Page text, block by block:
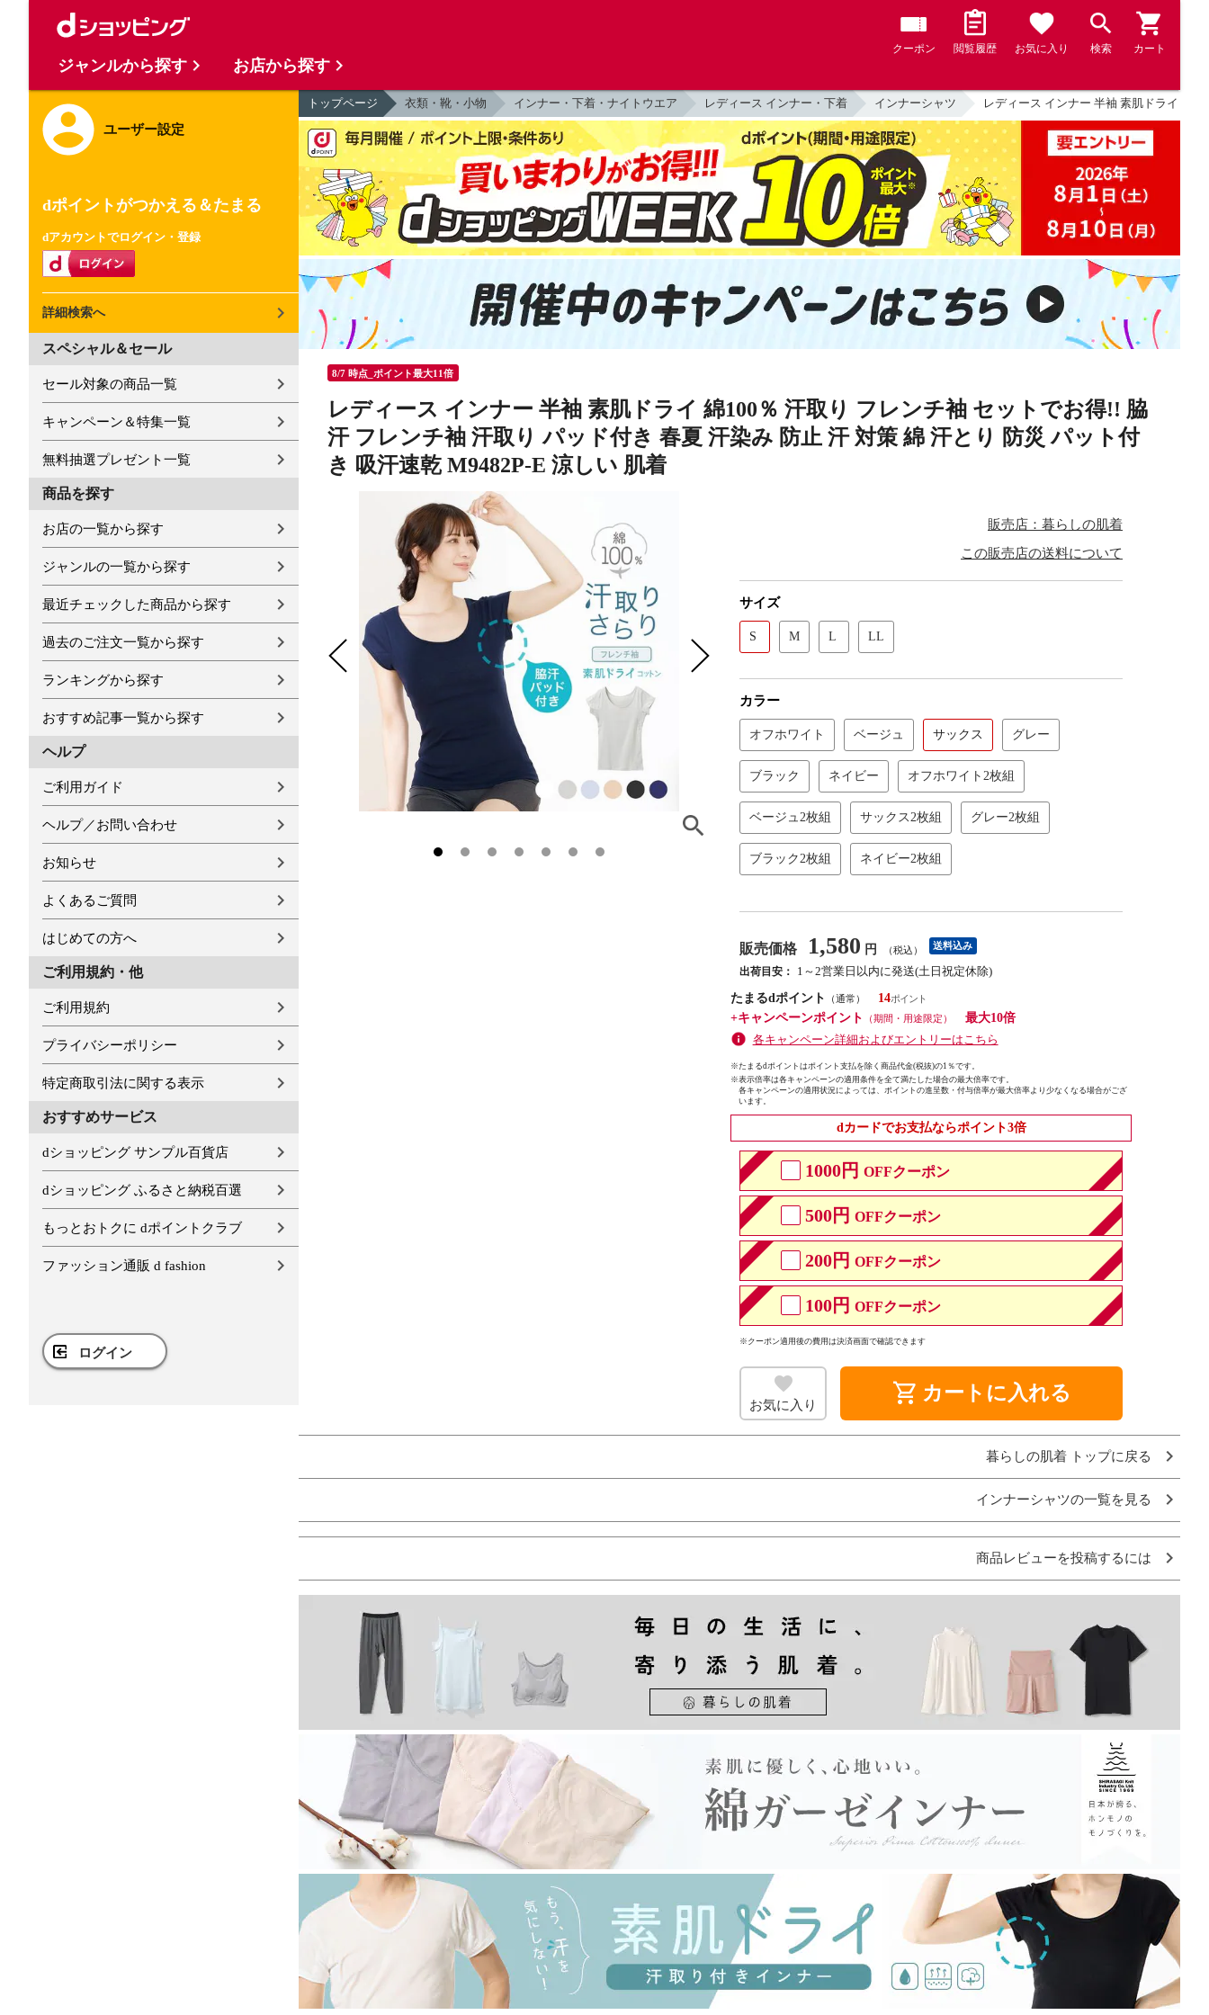
クーポン 閲覧履歴 お気に入り 検索 カート
ユーザー設定
dポイントがつかえる＆たまる
dアカウントでログイン・登録
詳細検索へ
スペシャル＆セール
セール対象の商品一覧
キャンペーン＆特集一覧
無料抽選プレゼント一覧
商品を探す
お店の一覧から探す
ジャンルの一覧から探す
最近チェックした商品から探す
過去のご注文一覧から探す
ランキングから探す
おすすめ記事一覧から探す
ヘルプ
ご利用ガイド
ヘルプ／お問い合わせ
お知らせ
よくあるご質問
はじめての方へ
ご利用規約・他
ご利用規約
プライバシーポリシー
特定商取引法に関する表示
おすすめサービス
dショッピング サンプル百貨店
dショッピング ふるさと納税百選
もっとおトクに dポイントクラブ
ファッション通販 d fashion
ログイン
トップページ 衣類・靴・小物 インナー・下着・ナイトウエア レディース インナー・下着 インナーシャツ レディース インナー 半袖 素肌ドライ 綿
8/7 時点_ポイント最大11倍
レディース インナー 半袖 素肌ドライ 綿100％ 汗取り フレンチ袖 セットでお得!! 脇
汗 フレンチ袖 汗取り パッド付き 春夏 汗染み 防止 汗 対策 綿 汗とり 防災 パット付
き 吸汗速乾 M9482P-E 涼しい 肌着
販売店：暮らしの肌着
この販売店の送料について
サイズ
S M L LL
カラー
オフホワイト ベージュ サックス グレー
ブラック ネイビー オフホワイト2枚組
ベージュ2枚組 サックス2枚組 グレー2枚組
ブラック2枚組 ネイビー2枚組
販売価格 1,580 円 （税込） 送料込み
出荷目安：
1～2営業日以内に発送(土日祝定休除)
たまるdポイント
（通常）
14
+キャンペーンポイント
（期間・用途限定）
最大10倍
各キャンペーン詳細およびエントリーはこちら
※たまるdポイントはポイント支払を除く商品代金(税抜)の1％です。
※表示倍率は各キャンペーンの適用条件を全て満たした場合の最大倍率です。
各キャンペーンの適用状況によっては、ポイントの進呈数・付与倍率が最大倍率より少なくなる場合がござ
います。
dカードでお支払ならポイント3倍
1000円 OFFクーポン
500円 OFFクーポン
200円 OFFクーポン
100円 OFFクーポン
※クーポン適用後の費用は決済画面で確認できます
お気に入り shopping_cart カートに入れる
暮らしの肌着 トップに戻る
インナーシャツの一覧を見る
商品レビューを投稿するには
ジャンルから探す お店から探す